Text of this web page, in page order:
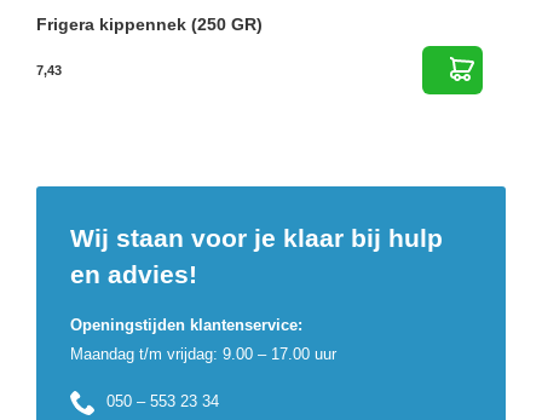
Frigera kippennek (250 GR)
7,43
Wij staan voor je klaar bij hulp
en advies!
Openingstijden klantenservice:
Maandag t/m vrijdag: 9.00 – 17.00 uur
050 – 553 23 34